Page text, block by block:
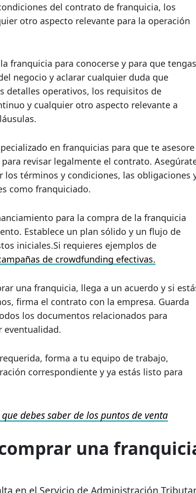
del contrato de franquicia, los
otro aspecto relevante para la operación
franquicia para conocerse y para que tengas
negocio y aclarar cualquier duda que
detalles operativos, los requisitos de
y cualquier otro aspecto relevante a
en franquicias para que te asesore
revisar legalmente el contrato.
los términos y condiciones, las obligaciones
como franquiciado.
para la compra de la franquicia
Establece un plan sólido y un flujo de
iniciales.Si requieres ejemplos de
de crowdfunding efectivas.
una franquicia, llega a un acuerdo y si
firma el contrato con la empresa. Guarda
los documentos relacionados para
eventualidad.
forma a tu equipo de trabajo,
correspondiente y ya estás listo para
debes saber de los puntos de venta
una